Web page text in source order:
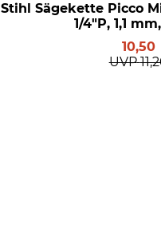
Stihl Sägekette Picco
1/4"P, 1,1
10,50
UVP